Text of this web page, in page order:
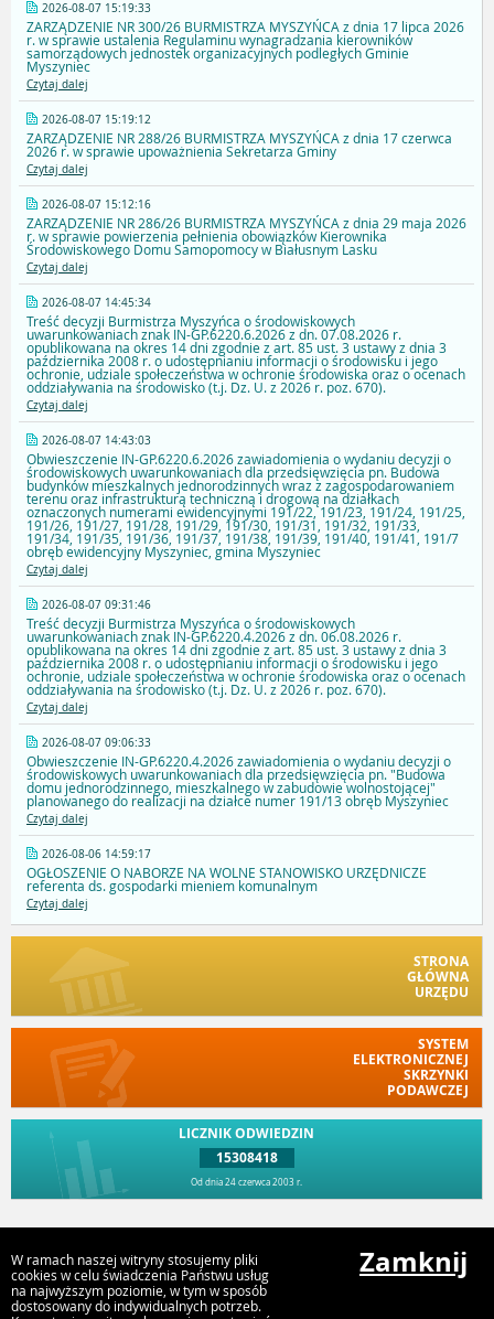
2026-08-07 15:19:33
ZARZĄDZENIE NR 300/26 BURMISTRZA MYSZYŃCA z dnia 17 lipca 2026
r. w sprawie ustalenia Regulaminu wynagradzania kierowników
samorządowych jednostek organizacyjnych podległych Gminie
Myszyniec
Czytaj dalej
2026-08-07 15:19:12
ZARZĄDZENIE NR 288/26 BURMISTRZA MYSZYŃCA z dnia 17 czerwca
2026 r. w sprawie upoważnienia Sekretarza Gminy
Czytaj dalej
2026-08-07 15:12:16
ZARZĄDZENIE NR 286/26 BURMISTRZA MYSZYŃCA z dnia 29 maja 2026
r. w sprawie powierzenia pełnienia obowiązków Kierownika
Środowiskowego Domu Samopomocy w Białusnym Lasku
Czytaj dalej
2026-08-07 14:45:34
Treść decyzji Burmistrza Myszyńca o środowiskowych
uwarunkowaniach znak IN-GP.6220.6.2026 z dn. 07.08.2026 r.
opublikowana na okres 14 dni zgodnie z art. 85 ust. 3 ustawy z dnia 3
października 2008 r. o udostępnianiu informacji o środowisku i jego
ochronie, udziale społeczeństwa w ochronie środowiska oraz o ocenach
oddziaływania na środowisko (t.j. Dz. U. z 2026 r. poz. 670).
Czytaj dalej
2026-08-07 14:43:03
Obwieszczenie IN-GP.6220.6.2026 zawiadomienia o wydaniu decyzji o
środowiskowych uwarunkowaniach dla przedsięwzięcia pn. Budowa
budynków mieszkalnych jednorodzinnych wraz z zagospodarowaniem
terenu oraz infrastrukturą techniczną i drogową na działkach
oznaczonych numerami ewidencyjnymi 191/22, 191/23, 191/24, 191/25,
191/26, 191/27, 191/28, 191/29, 191/30, 191/31, 191/32, 191/33,
191/34, 191/35, 191/36, 191/37, 191/38, 191/39, 191/40, 191/41, 191/7
obręb ewidencyjny Myszyniec, gmina Myszyniec
Czytaj dalej
2026-08-07 09:31:46
Treść decyzji Burmistrza Myszyńca o środowiskowych
uwarunkowaniach znak IN-GP.6220.4.2026 z dn. 06.08.2026 r.
opublikowana na okres 14 dni zgodnie z art. 85 ust. 3 ustawy z dnia 3
października 2008 r. o udostępnianiu informacji o środowisku i jego
ochronie, udziale społeczeństwa w ochronie środowiska oraz o ocenach
oddziaływania na środowisko (t.j. Dz. U. z 2026 r. poz. 670).
Czytaj dalej
2026-08-07 09:06:33
Obwieszczenie IN-GP.6220.4.2026 zawiadomienia o wydaniu decyzji o
środowiskowych uwarunkowaniach dla przedsięwzięcia pn. "Budowa
domu jednorodzinnego, mieszkalnego w zabudowie wolnostojącej"
planowanego do realizacji na działce numer 191/13 obręb Myszyniec
Czytaj dalej
2026-08-06 14:59:17
OGŁOSZENIE O NABORZE NA WOLNE STANOWISKO URZĘDNICZE
referenta ds. gospodarki mieniem komunalnym
Czytaj dalej
STRONA
GŁÓWNA
URZĘDU
SYSTEM
ELEKTRONICZNEJ
SKRZYNKI
PODAWCZEJ
LICZNIK ODWIEDZIN
15308418
Od dnia 24 czerwca 2003 r.
Urząd Miejski w Myszyńcu
W ramach naszej witryny stosujemy pliki
cookies w celu świadczenia Państwu usług
na najwyższym poziomie, w tym w sposób
dostosowany do indywidualnych potrzeb.
Zamknij